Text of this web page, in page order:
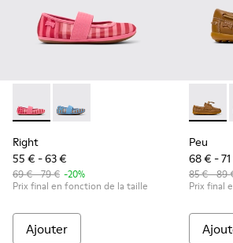
Right - K800696-001 - Ballerines
Right - K800696-002 -
Right
55 € - 63 €
69 € - 79 € -20%
Prix final en fonction de la taille
Ajouter
Peu -
Peu
68 € -
85 € - 89
Prix final